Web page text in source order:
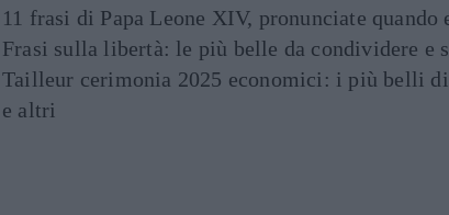
11 frasi di Papa Leone XIV, pronunciate quando
Frasi sulla libertà: le più belle da condividere e
Tailleur cerimonia 2025 economici: i più belli
e altri